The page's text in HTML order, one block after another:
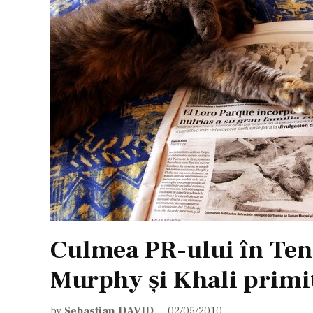
Culmea PR-ului în
Murphy şi Khali